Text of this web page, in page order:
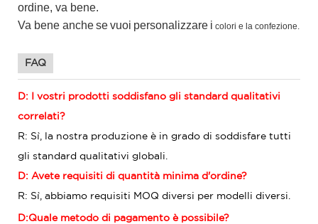
ordine, va bene.
Va bene anchesevuoi personalizzare i colori e la confezione.
FAQ
D: I vostri prodotti soddisfano gli standard qualitativi
correlati?
R: Sì, la nostra produzione è in grado di soddisfare tutti
gli standard qualitativi globali.
D: Avete requisiti di quantità minima d'ordine?
R: Sì, abbiamo requisiti MOQ diversi per modelli diversi.
D:Quale metodo di pagamento è possibile?